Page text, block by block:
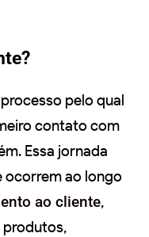
pelo qual
contato com
Essa jornada
ocorrem ao longo
ao cliente,
produtos,